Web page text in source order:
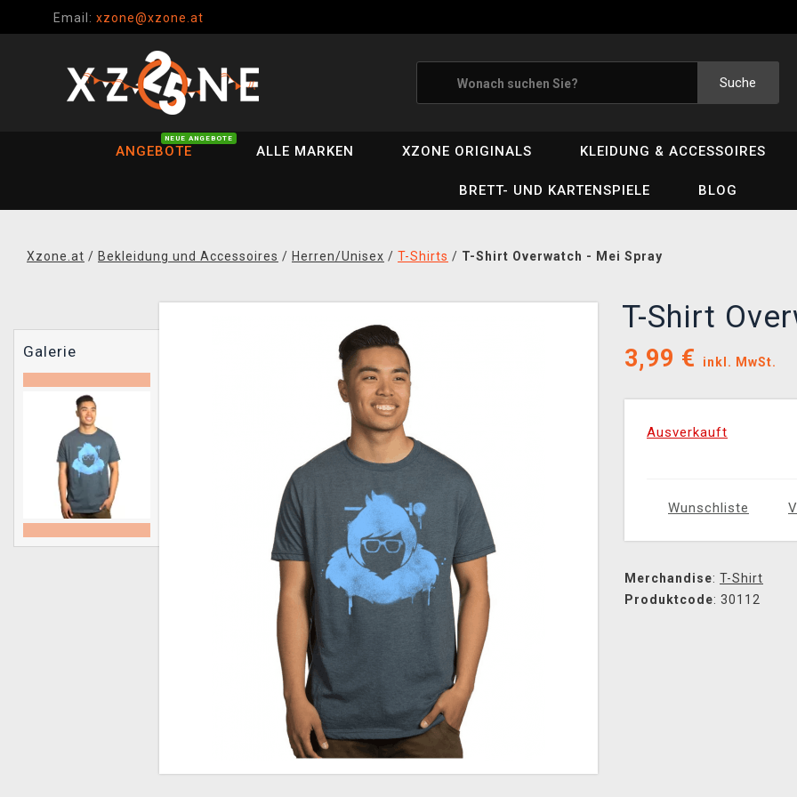
Email: xzone@xzone.at
Suche
ANGEBOTE
NEUE ANGEBOTE
ALLE MARKEN XZONE ORIGINALS KLEIDUNG & ACCESSOIRES
BRETT- UND KARTENSPIELE BLOG
Xzone.at / Bekleidung und Accessoires / Herren/Unisex / T-Shirts / T-Shirt Overwatch - Mei Spray
Galerie
T-Shirt
3,99 € inkl. MwSt.
Ausverkauft
Wunschliste
Merchandise: T-Shirt
Produktcode: 30112